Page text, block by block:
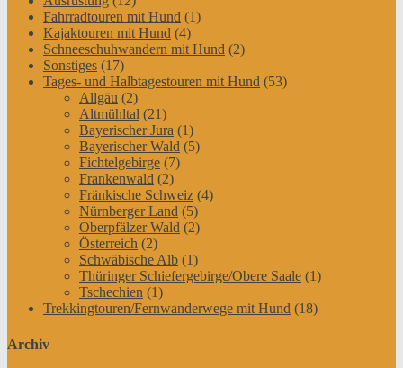
Fahrradtouren mit Hund (1)
Kajaktouren mit Hund (4)
Schneeschuhwandern mit Hund (2)
Sonstiges (17)
Tages- und Halbtagestouren mit Hund (53)
Allgäu (2)
Altmühltal (21)
Bayerischer Jura (1)
Bayerischer Wald (5)
Fichtelgebirge (7)
Frankenwald (2)
Fränkische Schweiz (4)
Nürnberger Land (5)
Oberpfälzer Wald (2)
Österreich (2)
Schwäbische Alb (1)
Thüringer Schiefergebirge/Obere Saale (1)
Tschechien (1)
Trekkingtouren/Fernwanderwege mit Hund (18)
Archiv